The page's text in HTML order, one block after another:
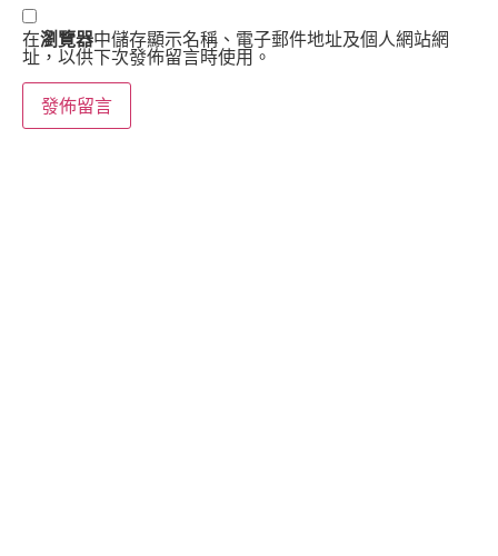
在瀏覽器中儲存顯示名稱、電子郵件地址及個人網站網
址，以供下次發佈留言時使用。